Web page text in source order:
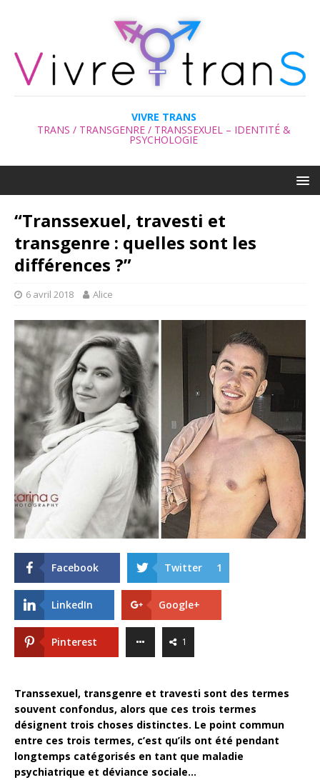
VIVRE TRANS
TRANS / TRANSGENRE / TRANSSEXUEL – IDENTITÉ &
PSYCHOLOGIE
“Transsexuel, travesti et
transgenre : quelles sont les
différences ?”
6 avril 2018 Alice
Facebook Twitter 1
LinkedIn Google+
Pinterest 1
Transsexuel, transgenre et travesti sont des termes
souvent confondus, alors que ces trois termes
désignent trois choses distinctes. Le point commun
entre ces trois termes, c’est qu’ils ont été pendant
longtemps catégorisés en tant que maladie
psychiatrique et déviance sociale…